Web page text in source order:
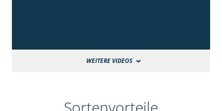
WEITERE VIDEOS